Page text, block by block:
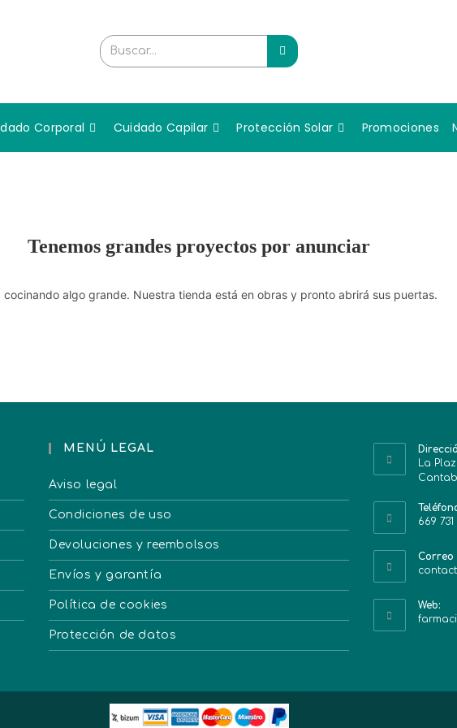
Buscar...
Corporal Cuidado Capilar Protección Solar Promociones
Tenemos grandes proyectos por anunciar
cocinando algo grande. Nuestra tienda está en obras y pronto abrirá sus puertas.
MENÚ LEGAL
Aviso legal
Condiciones de uso
Devoluciones y reembolsos
Envíos y garantía
Política de cookies
Protección de datos
La
669
Correo
Web: